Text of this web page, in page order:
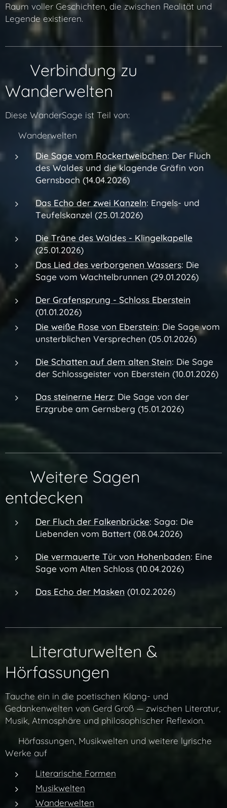
Raum voller Geschichten, die zwischen Realität und
Legende existieren.
🔗 Verbindung zu
Wanderwelten
Diese WanderSage ist Teil von:
👉 Wanderwelten
Die Sage vom Rockertweibchen: Der Fluch
des Waldes und die klagende Gräfin von
Gernsbach (14.04.2026)
Das Echo der zwei Kanzeln: Engels- und
Teufelskanzel (25.01.2026)
Die Träne des Waldes - Klingelkapelle
(25.01.2026)
Das Lied des verborgenen Wassers: Die
Sage vom Wachtelbrunnen (29.01.2026)
Der Grafensprung - Schloss Eberstein
(01.01.2026)
Die weiße Rose von Eberstein: Die Sage vom
unsterblichen Versprechen (05.01.2026)
Die Schatten auf dem alten Stein: Die Sage
der Schlossgeister von Eberstein (10.01.2026)
Das steinerne Herz: Die Sage von der
Erzgrube am Gernsberg (15.01.2026)
🔗 Weitere Sagen
entdecken
Der Fluch der Falkenbrücke: Saga: Die
Liebenden vom Battert (08.04.2026)
Die vermauerte Tür von Hohenbaden: Eine
Sage vom Alten Schloss (10.04.2026)
Das Echo der Masken (01.02.2026)
✨ Literaturwelten &
Hörfassungen
Tauche ein in die poetischen Klang- und
Gedankenwelten von Gerd Groß — zwischen Literatur,
Musik, Atmosphäre und philosophischer Reflexion.
👉 Hörfassungen, Musikwelten und weitere lyrische
Werke auf
Literarische Formen
Musikwelten
Wanderwelten